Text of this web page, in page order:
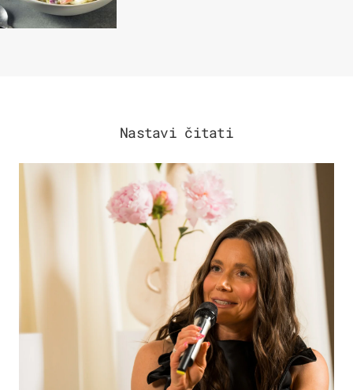
Nastavi čitati
MODA & LJEPOTA